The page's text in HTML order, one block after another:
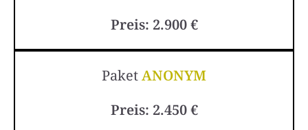
Preis: 2.900 €
PaketANONYM
Preis: 2.450 €